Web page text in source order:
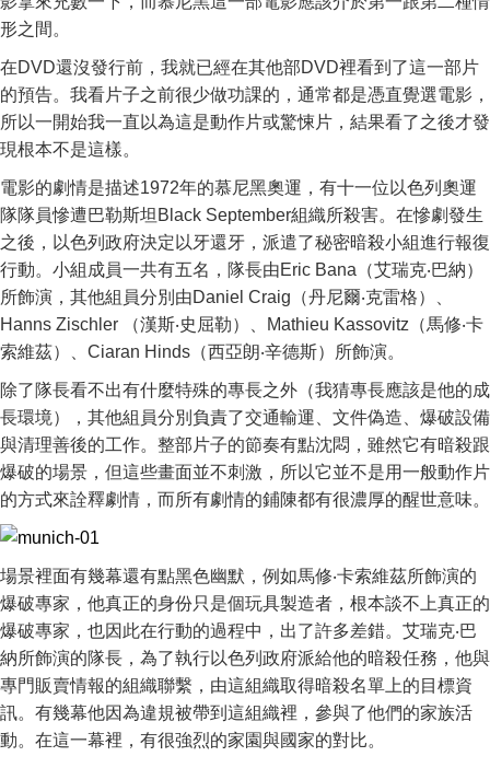
形之間。
在DVD還沒發行前，我就已經在其他部DVD裡看到了這一部片
的預告。我看片子之前很少做功課的，通常都是憑直覺選電影，
所以一開始我一直以為這是動作片或驚悚片，結果看了之後才發
現根本不是這樣。
電影的劇情是描述1972年的慕尼黑奧運，有十一位以色列奧運
隊隊員慘遭巴勒斯坦Black September組織所殺害。在慘劇發生
之後，以色列政府決定以牙還牙，派遣了秘密暗殺小組進行報復
行動。小組成員一共有五名，隊長由Eric Bana（艾瑞克‧巴納）
所飾演，其他組員分別由Daniel Craig（丹尼爾‧克雷格）、
Hanns Zischler （漢斯‧史屈勒）、Mathieu Kassovitz（馬修‧卡
索維茲）、Ciaran Hinds（西亞朗‧辛德斯）所飾演。
除了隊長看不出有什麼特殊的專長之外（我猜專長應該是他的成
長環境），其他組員分別負責了交通輸運、文件偽造、爆破設備
與清理善後的工作。整部片子的節奏有點沈悶，雖然它有暗殺跟
爆破的場景，但這些畫面並不刺激，所以它並不是用一般動作片
的方式來詮釋劇情，而所有劇情的鋪陳都有很濃厚的醒世意味。
場景裡面有幾幕還有點黑色幽默，例如馬修‧卡索維茲所飾演的
爆破專家，他真正的身份只是個玩具製造者，根本談不上真正的
爆破專家，也因此在行動的過程中，出了許多差錯。艾瑞克‧巴
納所飾演的隊長，為了執行以色列政府派給他的暗殺任務，他與
專門販賣情報的組織聯繫，由這組織取得暗殺名單上的目標資
訊。有幾幕他因為違規被帶到這組織裡，參與了他們的家族活
動。在這一幕裡，有很強烈的家園與國家的對比。